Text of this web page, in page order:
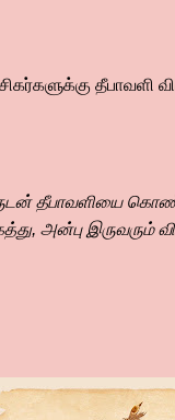
தீபாவளி
தீபாவளியை
அன்பு இருவரும்